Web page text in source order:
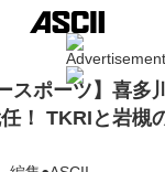
スポーツ】喜多
！ TKRIと岩槻